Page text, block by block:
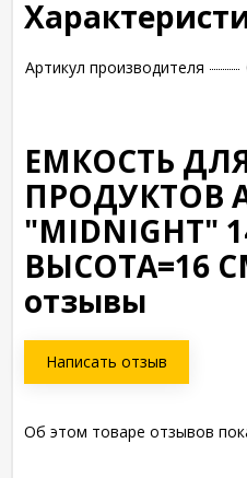
Артикул производителя
ЕМКОСТЬ
ПРОДУКТОВ
"MIDNIGHT"
ВЫСОТА=16
отзывы
Написать отзыв
Об этом товаре отзывов